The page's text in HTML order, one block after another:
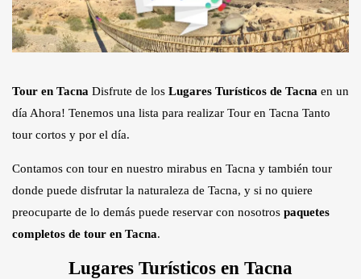
Tour en Tacna Disfrute de los Lugares Turísticos de Tacna en un
día Ahora! Tenemos una lista para realizar Tour en Tacna Tanto
tour cortos y por el día.
Contamos con tour en nuestro mirabus en Tacna y también tour
donde puede disfrutar la naturaleza de Tacna, y si no quiere
preocuparte de lo demás puede reservar con nosotros paquetes
completos de tour en Tacna.
Lugares Turísticos en Tacna